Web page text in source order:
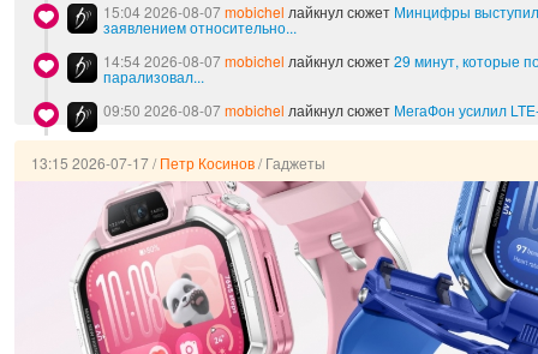
15:04 2026-08-07mobichel лайкнул сюжет Минцифры
заявлением относительно...
14:54 2026-08-07mobichel лайкнул сюжет29 минут, которые
парализовал...
09:50 2026-08-07mobichel лайкнул сюжет МегаФон усилил
13:15 2026-07-17/Петр Косинов/Гаджеты